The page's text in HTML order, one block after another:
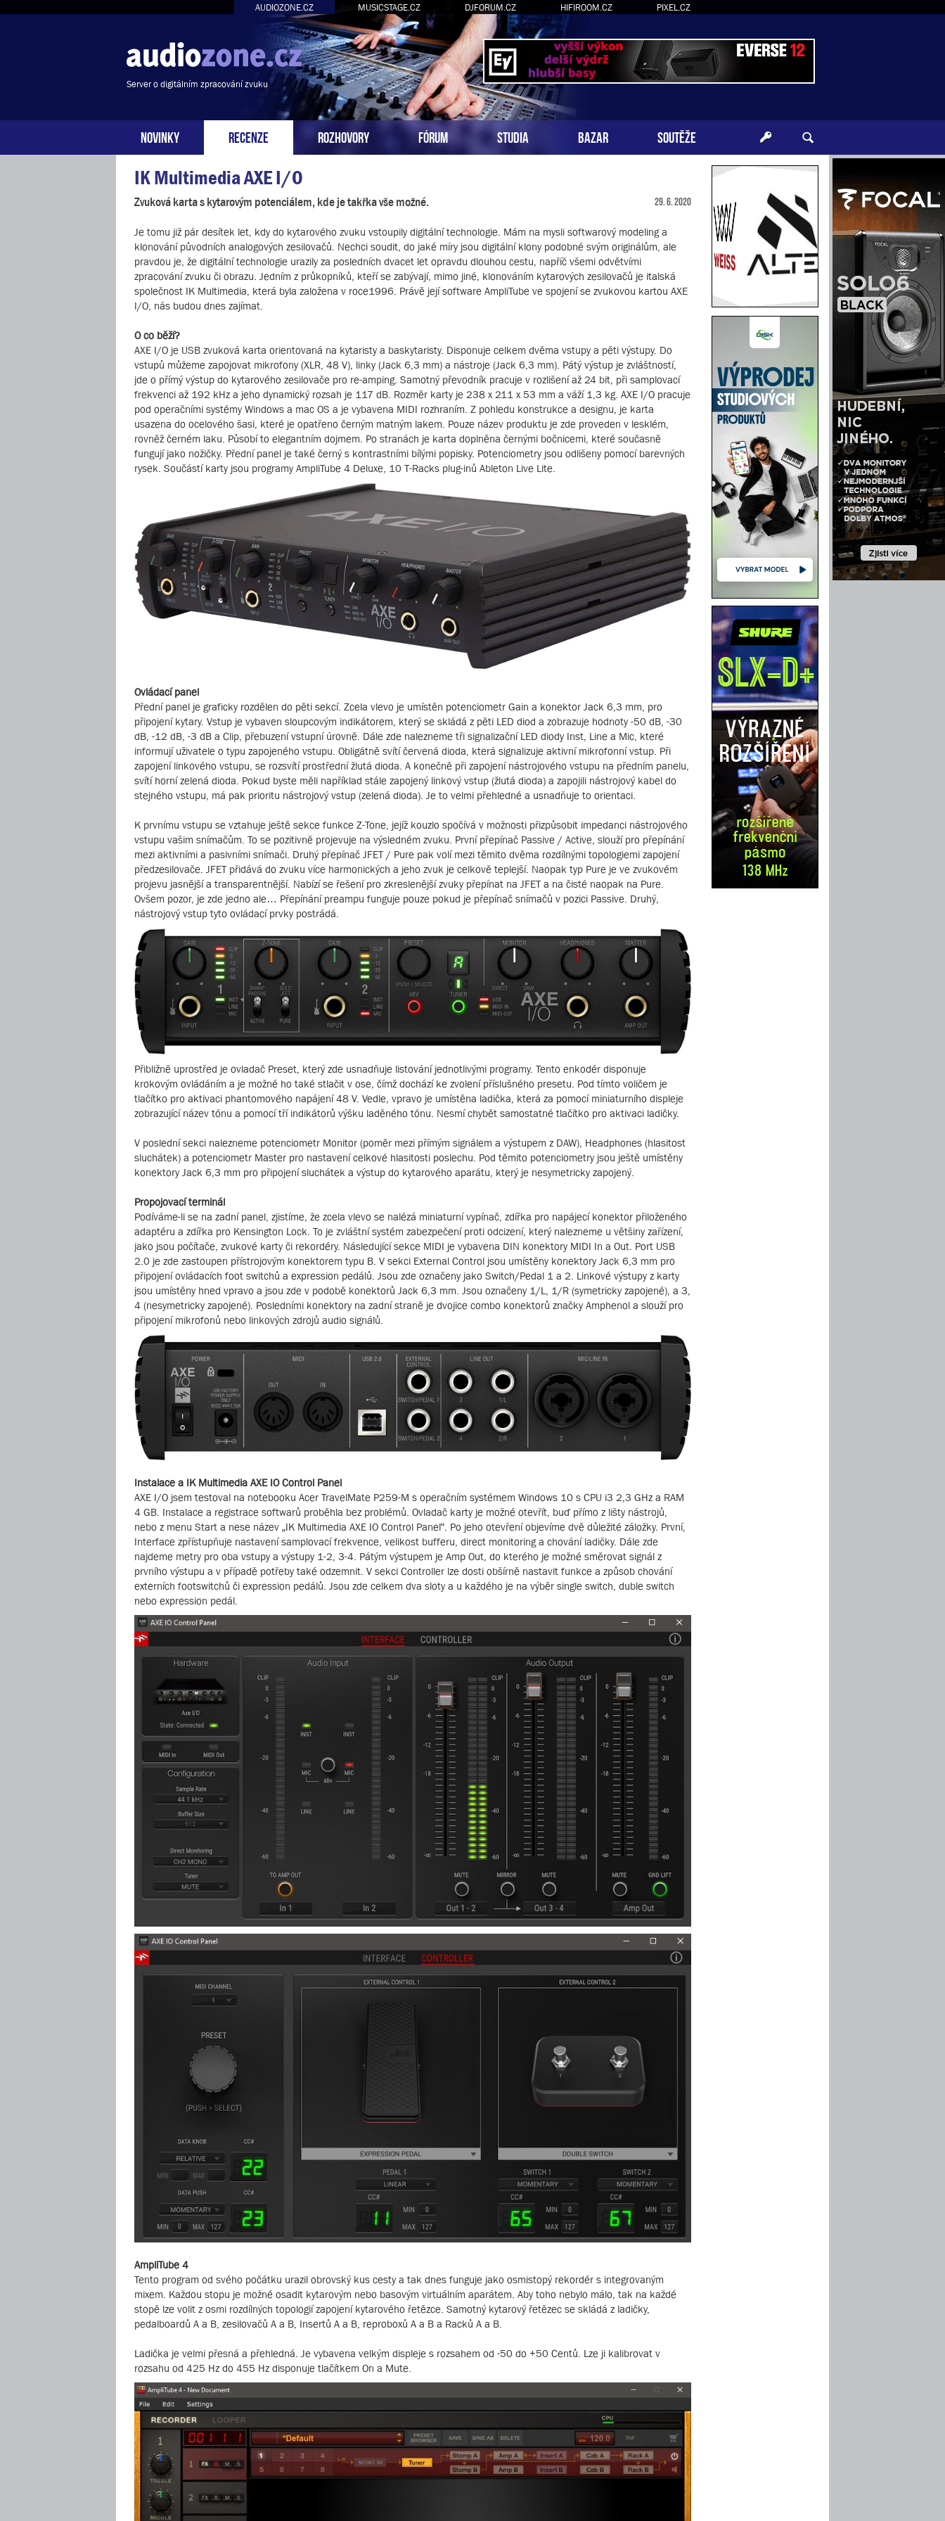
AUDIOZONE.CZ MUSICSTAGE.CZ DJFORUM.CZ HIFIROOM.CZ PIXEL.CZ
Server o digitálním zpracování zvuku
NOVINKY RECENZE ROZHOVORY FÓRUM STUDIA BAZAR SOUTĚŽE
IK Multimedia AXE I/O
Zvuková karta s kytarovým potenciálem, kde je takřka vše možné. 29. 6. 2020
Je tomu již pár desítek let, kdy do kytarového zvuku vstoupily digitální technologie. Mám na mysli softwarový modeling a
klonování původních analogových zesilovačů. Nechci soudit, do jaké míry jsou digitální klony podobné svým originálům, ale
pravdou je, že digitální technologie urazily za posledních dvacet let opravdu dlouhou cestu, napříč všemi odvětvími
zpracování zvuku či obrazu. Jedním z průkopníků, kteří se zabývají, mimo jiné, klonováním kytarových zesilovačů je italská
společnost IK Multimedia, která byla založena v roce1996. Právě její software AmpliTube ve spojení se zvukovou kartou AXE
I/O, nás budou dnes zajímat.
O co běží?
AXE I/O je USB zvuková karta orientovaná na kytaristy a baskytaristy. Disponuje celkem dvěma vstupy a pěti výstupy. Do
vstupů můžeme zapojovat mikrofony (XLR, 48 V), linky (Jack 6,3 mm) a nástroje (Jack 6,3 mm). Pátý výstup je zvláštností,
jde o přímý výstup do kytarového zesilovače pro re-amping. Samotný převodník pracuje v rozlišení až 24 bit, při samplovací
frekvenci až 192 kHz a jeho dynamický rozsah je 117 dB. Rozměr karty je 238 x 211 x 53 mm a váží 1,3 kg. AXE I/O pracuje
pod operačními systémy Windows a mac OS a je vybavena MIDI rozhraním. Z pohledu konstrukce a designu, je karta
usazena do ocelového šasi, které je opatřeno černým matným lakem. Pouze název produktu je zde proveden v lesklém,
rovněž černém laku. Působí to elegantním dojmem. Po stranách je karta doplněna černými bočnicemi, které současně
fungují jako nožičky. Přední panel je také černý s kontrastními bílými popisky. Potenciometry jsou odlišeny pomocí barevných
rysek. Součástí karty jsou programy AmpliTube 4 Deluxe, 10 T-Racks plug-inů Ableton Live Lite.
Ovládací panel
Přední panel je graficky rozdělen do pěti sekcí. Zcela vlevo je umístěn potenciometr Gain a konektor Jack 6,3 mm, pro
připojení kytary. Vstup je vybaven sloupcovým indikátorem, který se skládá z pěti LED diod a zobrazuje hodnoty -50 dB, -30
dB, -12 dB, -3 dB a Clip, přebuzení vstupní úrovně. Dále zde nalezneme tři signalizační LED diody Inst, Line a Mic, které
informují uživatele o typu zapojeného vstupu. Obligátně svítí červená dioda, která signalizuje aktivní mikrofonní vstup. Při
zapojení linkového vstupu, se rozsvítí prostřední žlutá dioda. A konečně při zapojení nástrojového vstupu na předním panelu,
svítí horní zelená dioda. Pokud byste měli například stále zapojený linkový vstup (žlutá dioda) a zapojili nástrojový kabel do
stejného vstupu, má pak prioritu nástrojový vstup (zelená dioda). Je to velmi přehledné a usnadňuje to orientaci.
K prvnímu vstupu se vztahuje ještě sekce funkce Z-Tone, jejíž kouzlo spočívá v možnosti přizpůsobit impedanci nástrojového
vstupu vašim snímačům. To se pozitivně projevuje na výsledném zvuku. První přepínač Passive / Active, slouží pro přepínání
mezi aktivními a pasivními snímači. Druhý přepínač JFET / Pure pak volí mezi těmito dvěma rozdílnými topologiemi zapojení
předzesilovače. JFET přidává do zvuku více harmonických a jeho zvuk je celkově teplejší. Naopak typ Pure je ve zvukovém
projevu jasnější a transparentnější. Nabízí se řešení pro zkreslenější zvuky přepínat na JFET a na čisté naopak na Pure.
Ovšem pozor, je zde jedno ale… Přepínání preampu funguje pouze pokud je přepínač snímačů v pozici Passive. Druhý,
nástrojový vstup tyto ovládací prvky postrádá.
Přibližně uprostřed je ovladač Preset, který zde usnadňuje listování jednotlivými programy. Tento enkodér disponuje
krokovým ovládáním a je možné ho také stlačit v ose, čímž dochází ke zvolení příslušného presetu. Pod tímto voličem je
tlačítko pro aktivaci phantomového napájení 48 V. Vedle, vpravo je umístěna ladička, která za pomocí miniaturního displeje
zobrazující název tónu a pomocí tří indikátorů výšku laděného tónu. Nesmí chybět samostatné tlačítko pro aktivaci ladičky.
V poslední sekci nalezneme potenciometr Monitor (poměr mezi přímým signálem a výstupem z DAW), Headphones (hlasitost
sluchátek) a potenciometr Master pro nastavení celkové hlasitosti poslechu. Pod těmito potenciometry jsou ještě umístěny
konektory Jack 6,3 mm pro připojení sluchátek a výstup do kytarového aparátu, který je nesymetricky zapojený.
Propojovací terminál
Podíváme-li se na zadní panel, zjistíme, že zcela vlevo se nalézá miniaturní vypínač, zdířka pro napájecí konektor přiloženého
adaptéru a zdířka pro Kensington Lock. To je zvláštní systém zabezpečení proti odcizení, který nalezneme u většiny zařízení,
jako jsou počítače, zvukové karty či rekordéry. Následující sekce MIDI je vybavena DIN konektory MIDI In a Out. Port USB
2.0 je zde zastoupen přístrojovým konektorem typu B. V sekci External Control jsou umístěny konektory Jack 6,3 mm pro
připojení ovládacích foot switchů a expression pedálů. Jsou zde označeny jako Switch/Pedal 1 a 2. Linkové výstupy z karty
jsou umístěny hned vpravo a jsou zde v podobě konektorů Jack 6,3 mm. Jsou označeny 1/L, 1/R (symetricky zapojené), a 3,
4 (nesymetricky zapojené). Posledními konektory na zadní straně je dvojice combo konektorů značky Amphenol a slouží pro
připojení mikrofonů nebo linkových zdrojů audio signálů.
Instalace a IK Multimedia AXE IO Control Panel
AXE I/O jsem testoval na notebooku Acer TravelMate P259-M s operačním systémem Windows 10 s CPU i3 2,3 GHz a RAM
4 GB. Instalace a registrace softwarů proběhla bez problémů. Ovladač karty je možné otevřít, buď přímo z lišty nástrojů,
nebo z menu Start a nese název „IK Multimedia AXE IO Control Panel“. Po jeho otevření objevíme dvě důležité záložky. První,
Interface zpřístupňuje nastavení samplovací frekvence, velikost bufferu, direct monitoring a chování ladičky. Dále zde
najdeme metry pro oba vstupy a výstupy 1-2, 3-4. Pátým výstupem je Amp Out, do kterého je možné směrovat signál z
prvního výstupu a v případě potřeby také odzemnit. V sekci Controller lze dosti obšírně nastavit funkce a způsob chování
externích footswitchů či expression pedálů. Jsou zde celkem dva sloty a u každého je na výběr single switch, duble switch
nebo expression pedál.
AmpliTube 4
Tento program od svého počátku urazil obrovský kus cesty a tak dnes funguje jako osmistopý rekordér s integrovaným
mixem. Každou stopu je možné osadit kytarovým nebo basovým virtuálním aparátem. Aby toho nebylo málo, tak na každé
stopě lze volit z osmi rozdílných topologií zapojení kytarového řetězce. Samotný kytarový řetězec se skládá z ladičky,
pedalboardů A a B, zesilovačů A a B, Insertů A a B, reproboxů A a B a Racků A a B.
Ladička je velmi přesná a přehledná. Je vybavena velkým displeje s rozsahem od -50 do +50 Centů. Lze ji kalibrovat v
rozsahu od 425 Hz do 455 Hz disponuje tlačítkem On a Mute.